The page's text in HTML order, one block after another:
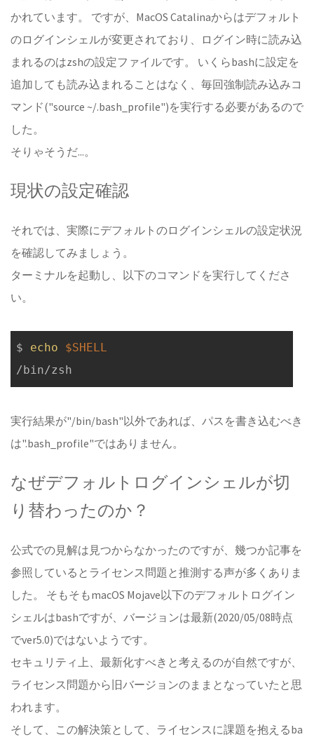
かれています。 ですが、MacOS Catalinaからはデフォルト
のログインシェルが変更されており、ログイン時に読み込
まれるのはzshの設定ファイルです。 いくらbashに設定を
追加しても読み込まれることはなく、毎回強制読み込みコ
マンド("source ~/.bash_profile")を実行する必要があるので
した。
そりゃそうだ...。
現状の設定確認
それでは、実際にデフォルトのログインシェルの設定状況
を確認してみましょう。
ターミナルを起動し、以下のコマンドを実行してくださ
い。
$ echo
$SHELL
実行結果が"/bin/bash"以外であれば、パスを書き込むべき
は".bash_profile"ではありません。
なぜデフォルトログインシェルが切
り替わったのか？
公式での見解は見つからなかったのですが、幾つか記事を
参照しているとライセンス問題と推測する声が多くありま
した。 そもそもmacOS Mojave以下のデフォルトログイン
シェルはbashですが、バージョンは最新(2020/05/08時点
でver5.0)ではないようです。
セキュリティ上、最新化すべきと考えるのが自然ですが、
ライセンス問題から旧バージョンのままとなっていたと思
われます。
そして、この解決策として、ライセンスに課題を抱えるba